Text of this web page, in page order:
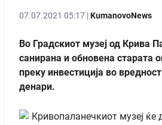
07.07.2021 05:17 |KumanovoNews
Во Градскиот музеј од Крива
санирана и обновена старата
преку инвестиција во
денари.